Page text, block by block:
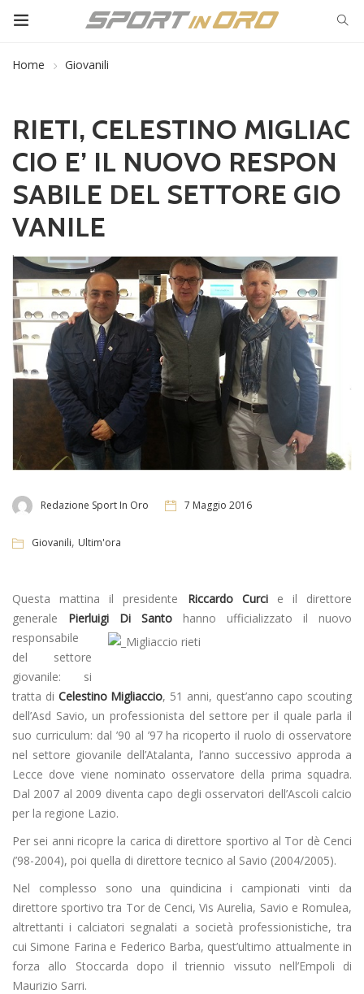
Home Giovanili
RIETI, CELESTINO MIGLIAC
CIO E’ IL NUOVO RESPON
SABILE DEL SETTORE GIO
VANILE
Redazione Sport In Oro 7 Maggio 2016
Giovanili, Ultim'ora
Questa mattina il presidente Riccardo Curcie il direttore
generale Pierluigi Di Santo hanno ufficializzato il nuovo
responsabile
del settore
giovanile: si
tratta di Celestino Migliaccio, 51 anni, quest’anno capo scouting
dell’Asd Savio, un professionista del settore per il quale parla il
suo curriculum: dal ’90 al ’97 ha ricoperto il ruolo di osservatore
nel settore giovanile dell’Atalanta, l’anno successivo approda a
Lecce dove viene nominato osservatore della prima squadra.
Dal 2007 al 2009 diventa capo degli osservatori dell’Ascoli calcio
per la regione Lazio.
Per sei anni ricopre la carica di direttore sportivo al Tor dè Cenci
(’98-2004), poi quella di direttore tecnico al Savio (2004/2005).
Nel complesso sono una quindicina i campionati vinti da
direttore sportivo tra Tor de Cenci, Vis Aurelia, Savio e Romulea,
altrettanti i calciatori segnalati a società professionistiche, tra
cui Simone Farina e Federico Barba, quest’ultimo attualmente in
forza allo Stoccarda dopo il triennio vissuto nell’Empoli di
Maurizio Sarri.